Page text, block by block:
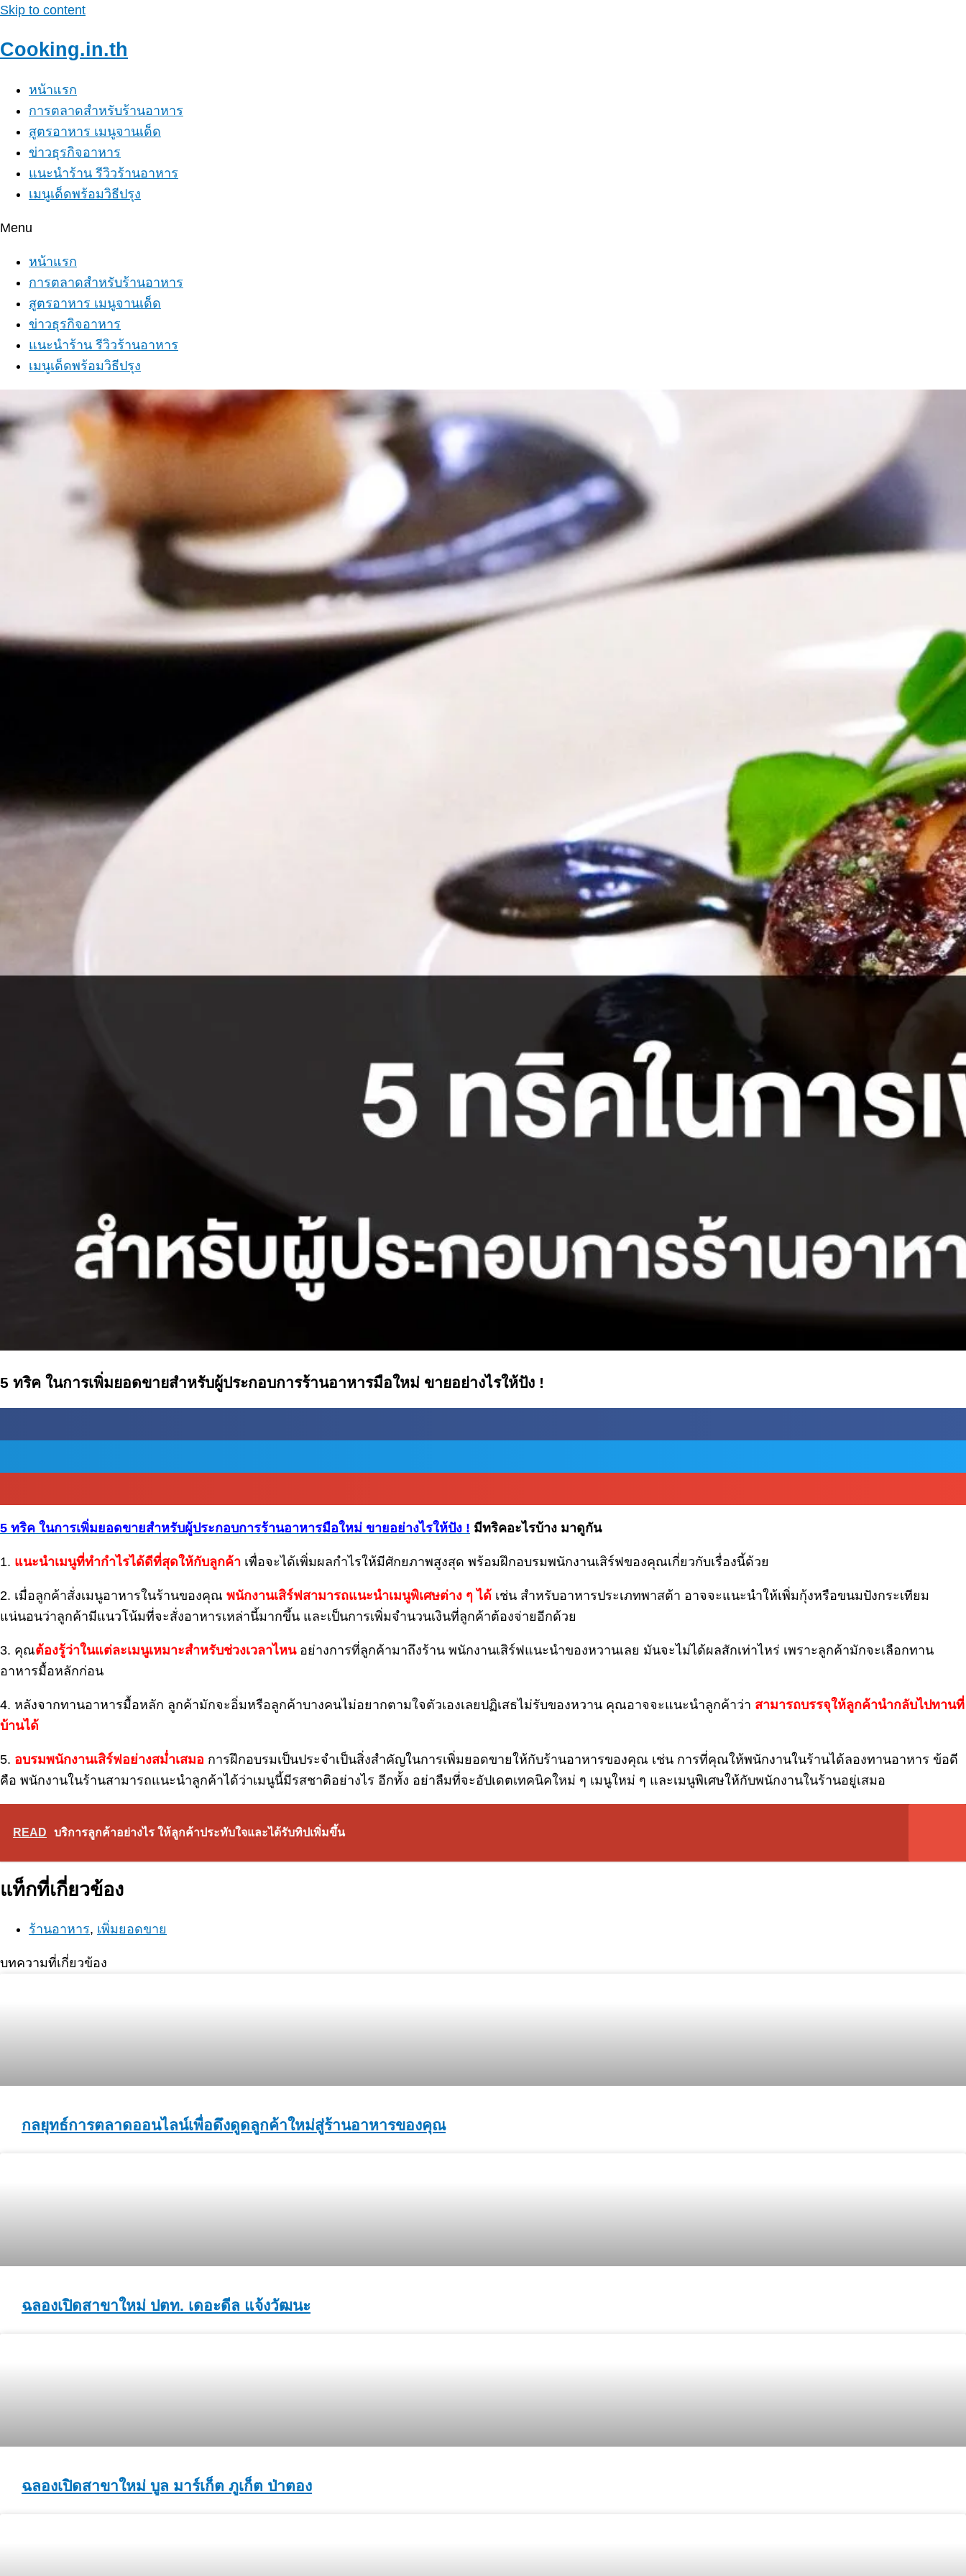
Skip to content
Cooking.in.th
หน้าแรก
การตลาดสำหรับร้านอาหาร
สูตรอาหาร เมนูจานเด็ด
ข่าวธุรกิจอาหาร
แนะนำร้าน รีวิวร้านอาหาร
เมนูเด็ดพร้อมวิธีปรุง
Menu
หน้าแรก
การตลาดสำหรับร้านอาหาร
สูตรอาหาร เมนูจานเด็ด
ข่าวธุรกิจอาหาร
แนะนำร้าน รีวิวร้านอาหาร
เมนูเด็ดพร้อมวิธีปรุง
5 ทริค ในการเพิ่มยอดขายสำหรับผู้ประกอบการร้านอาหารมือใหม่ ขายอย่างไรให้ปัง !
5 ทริค ในการเพิ่มยอดขายสำหรับผู้ประกอบการร้านอาหารมือใหม่ ขายอย่างไรให้ปัง ! มีทริคอะไรบ้าง มาดูกัน
1. แนะนำเมนูที่ทำกำไรได้ดีที่สุดให้กับลูกค้า เพื่อจะได้เพิ่มผลกำไรให้มีศักยภาพสูงสุด พร้อมฝึกอบรมพนักงานเสิร์ฟของคุณเกี่ยวกับเรื่องนี้ด้วย
2. เมื่อลูกค้าสั่งเมนูอาหารในร้านของคุณ พนักงานเสิร์ฟสามารถแนะนำเมนูพิเศษต่าง ๆ ได้ เช่น สำหรับอาหารประเภทพาสต้า อาจจะแนะนำให้เพิ่มกุ้งหรือขนมปังกระเทียม
แน่นอนว่าลูกค้ามีแนวโน้มที่จะสั่งอาหารเหล่านี้มากขึ้น และเป็นการเพิ่มจำนวนเงินที่ลูกค้าต้องจ่ายอีกด้วย
3. คุณต้องรู้ว่าในแต่ละเมนูเหมาะสำหรับช่วงเวลาไหนอย่างการที่ลูกค้ามาถึงร้าน พนักงานเสิร์ฟแนะนำของหวานเลย มันจะไม่ได้ผลสักเท่าไหร่ เพราะลูกค้ามักจะเลือกทาน
อาหารมื้อหลักก่อน
4. หลังจากทานอาหารมื้อหลัก ลูกค้ามักจะอิ่มหรือลูกค้าบางคนไม่อยากตามใจตัวเองเลยปฏิเสธไม่รับของหวาน คุณอาจจะแนะนำลูกค้าว่า สามารถบรรจุให้ลูกค้านำกลับไปทานที่
บ้านได้
5. อบรมพนักงานเสิร์ฟอย่างสม่ำเสมอ การฝึกอบรมเป็นประจำเป็นสิ่งสำคัญในการเพิ่มยอดขายให้กับร้านอาหารของคุณ เช่น การที่คุณให้พนักงานในร้านได้ลองทานอาหาร ข้อดี
คือ พนักงานในร้านสามารถแนะนำลูกค้าได้ว่าเมนูนี้มีรสชาติอย่างไร อีกทั้ง อย่าลืมที่จะอัปเดตเทคนิคใหม่ ๆ เมนูใหม่ ๆ และเมนูพิเศษให้กับพนักงานในร้านอยู่เสมอ
READ บริการลูกค้าอย่างไร ให้ลูกค้าประทับใจและได้รับทิปเพิ่มขึ้น
แท็กที่เกี่ยวข้อง
ร้านอาหาร, เพิ่มยอดขาย
บทความที่เกี่ยวข้อง
กลยุทธ์การตลาดออนไลน์เพื่อดึงดูดลูกค้าใหม่สู่ร้านอาหารของคุณ
ฉลองเปิดสาขาใหม่ ปตท. เดอะดีล แจ้งวัฒนะ
ฉลองเปิดสาขาใหม่ บูล มาร์เก็ต ภูเก็ต ป่าตอง